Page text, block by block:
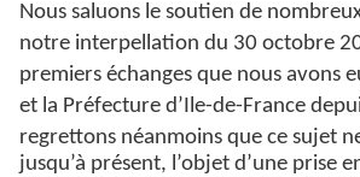
Nous saluons le soutien de
notre interpellation du 30 octobre
premiers échanges que nous avons
et la Préfecture d’Ile-de-France
regrettons néanmoins que ce sujet
jusqu’à présent, l’objet d’une prise